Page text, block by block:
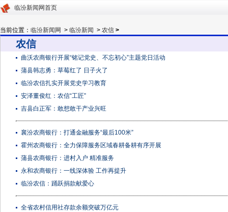
临汾新闻网首页
当前位置： 临汾新闻网 > 临汾新闻 > 农信 >
农信
曲沃农商银行开展“铭记党史、不忘初心”主题党日活动
蒲县韩志勇：草莓红了 日子火了
临汾农信扎实开展党史学习教育
安泽董俊红：农信“工匠”
吉县白正军：敢想敢干产业兴旺
襄汾农商银行：打通金融服务“最后100米”
霍州农商银行：全力保障服务区域春耕备耕有序开展
蒲县农商银行：进村入户 精准服务
永和农商银行：一线深体验 工作再提升
临汾农信：踊跃捐款献爱心
全省农村信用社存款余额突破万亿元